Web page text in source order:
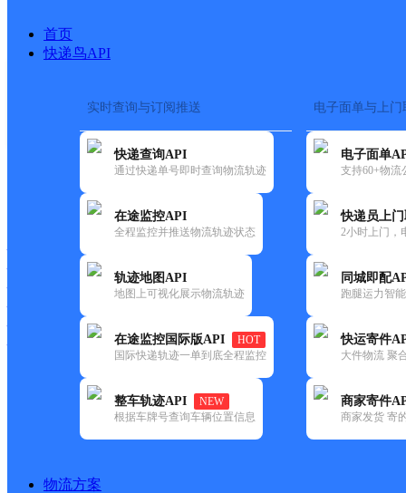
首页
快递鸟API
实时查询与订阅推送
快递查询API
通过快递单号即时查询物流轨迹
在途监控API
全程监控并推送物流轨迹状态
轨迹地图API
地图上可视化展示物流轨迹
在途监控国际版API
HOT
国际快递轨迹一单到底全程监控
整车轨迹API
NEW
根据车牌号查询车辆位置信息
电子面单与上门
电子面单
支持60+物流
快递员上
2小时上门，
同城即配
跑腿运力智
快运寄件
大件物流 聚
商家寄件
商家发货 寄
物流方案
快递大全 > 快递网点
快递大全 快运大全
城市：哈尔滨市 ✕ 快递：申通快递 ✕
清空已选
国内(315) 圆通速递(130)